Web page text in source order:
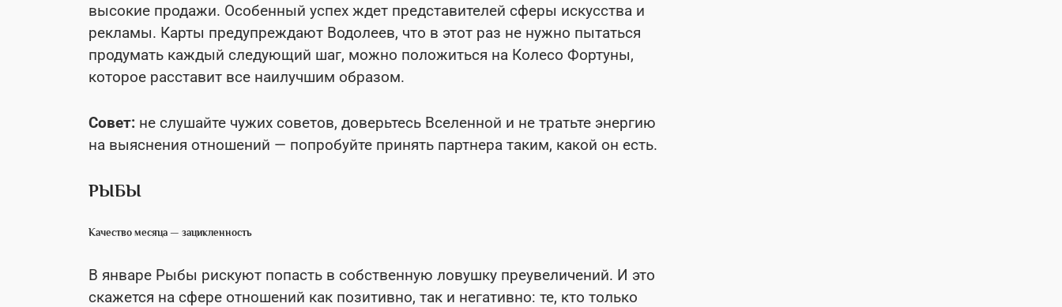
высокие продажи. Особенный успех ждет представителей сферы искусства и
рекламы. Карты предупреждают Водолеев, что в этот раз не нужно пытаться
продумать каждый следующий шаг, можно положиться на Колесо Фортуны,
которое расставит все наилучшим образом.
Совет: не слушайте чужих советов, доверьтесь Вселенной и не тратьте энергию
на выяснения отношений — попробуйте принять партнера таким, какой он есть.
РЫБЫ
Качество месяца — зацикленность
В январе Рыбы рискуют попасть в собственную ловушку преувеличений. И это
скажется на сфере отношений как позитивно, так и негативно: те, кто только